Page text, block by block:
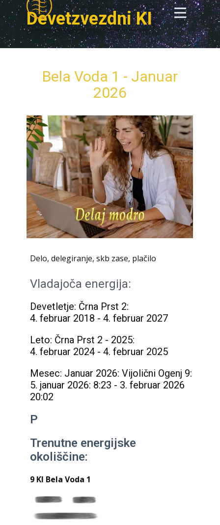
Devetzvezdni KI
Bela Voda 1 - Januar
2026
Delo, delegiranje, skb zase, plačilo
Vladajoča energija:
Devetletje: Črna Prst 2:
4. februar 2018 - 4. februar 2027
Leto: Črna Prst 2 - 2025:
4. februar 2024 - 4. februar 2025
Mesec: Januar 2026: Vijolični Ogenj 9:
5. januar 2026: 8:23 - 3. februar 2026
20:02
P
Trenutne energijske
okoliščine:
9 KI Bela Voda 1